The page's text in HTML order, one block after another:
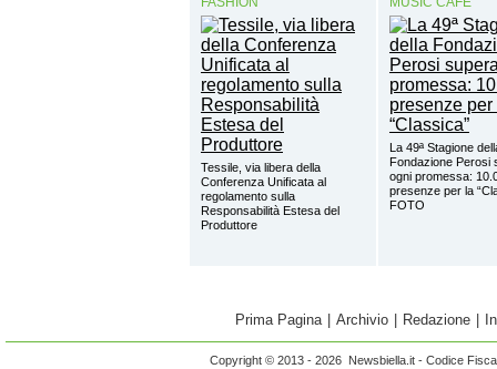
Tessile, via libera della
Conferenza Unificata al
regolamento sulla
Responsabilità Estesa del
Produttore
La 49ª Stagione
Fondazione Perosi
ogni promessa:
presenze per la
FOTO
Prima Pagina Archivio Redazione
Copyright © 2013 - 2026 Newsbiella.it - Codice